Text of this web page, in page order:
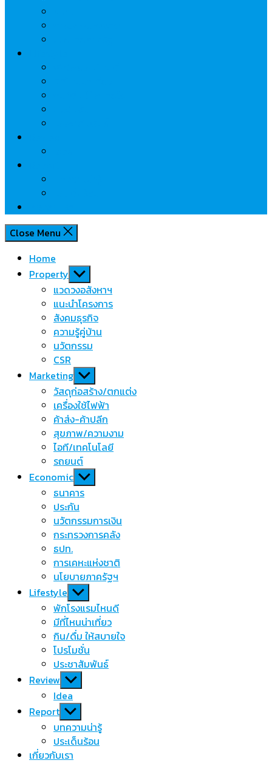
Close Menu
Home
Property Show
sub
menu
แวดวงอสังหาฯ
แนะนำโครงการ
สังคมธุรกิจ
ความรู้คู่บ้าน
นวัตกรรม
CSR
Marketing Show
sub
menu
วัสดุก่อสร้าง/ตกแต่ง
เครื่องใช้ไฟฟ้า
ค้าส่ง-ค้าปลีก
สุขภาพ/ความงาม
ไอที/เทคโนโลยี
รถยนต์
Economic Show
sub
menu
ธนาคาร
ประกัน
นวัตกรรมการเงิน
กระทรวงการคลัง
ธปท.
การเคหะแห่งชาติ
นโยบายภาครัฐฯ
Lifestyle Show
sub
menu
พักโรงแรมไหนดี
มีที่ไหนน่าเที่ยว
กิน/ดื่ม ให้สบายใจ
โปรโมชั่น
ประชาสัมพันธ์
Review Show
sub
menu
Idea
Report Show
sub
menu
บทความน่ารู้
ประเด็นร้อน
เกี่ยวกับเรา